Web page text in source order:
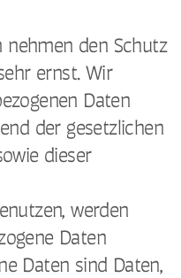
nehmen den Schutz
ernst. Wir
Daten
der gesetzlichen
dieser
werden
Daten
Daten sind Daten,